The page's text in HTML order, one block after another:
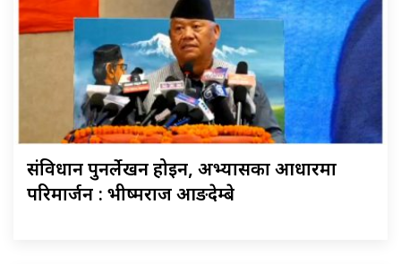
संविधान पुनर्लेखन होइन, अभ्यासका आधारमा
परिमार्जन : भीष्मराज आङदेम्बे